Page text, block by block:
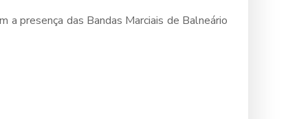
presença das Bandas Marciais de Balneário